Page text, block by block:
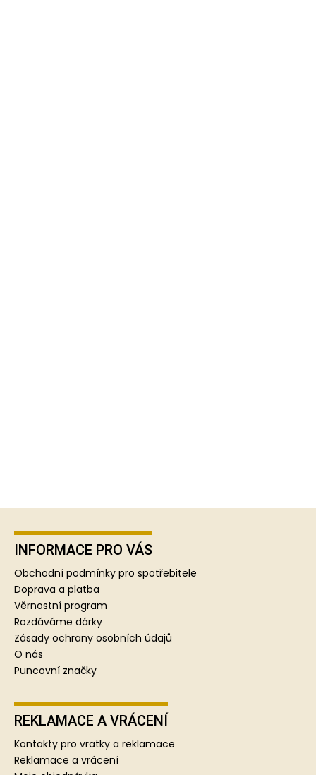
Z
INFORMACE PRO VÁS
Obchodní podmínky pro spotřebitele
Doprava a platba
Věrnostní program
Rozdáváme dárky
Zásady ochrany osobních údajů
O nás
Puncovní značky
REKLAMACE A VRÁCENÍ
Kontakty pro vratky a reklamace
Reklamace a vrácení